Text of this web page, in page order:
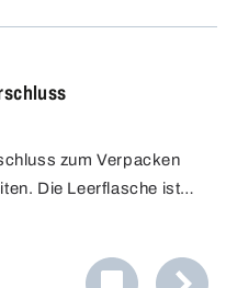
zum Verpacken
Die Leerflasche ist
an Sicherheit.